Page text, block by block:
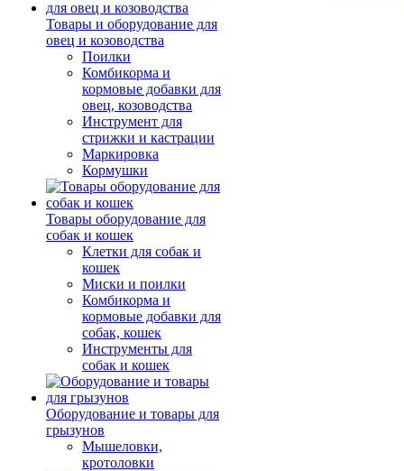
Товары и оборудование для
овец и козоводства
Поилки
Комбикорма и
кормовые добавки для
овец, козоводства
Инструмент для
стрижки и кастрации
Маркировка
Кормушки
Товары оборудование для
собак и кошек
Клетки для собак и
кошек
Миски и поилки
Комбикорма и
кормовые добавки для
собак, кошек
Инструменты для
собак и кошек
Оборудование и товары для
грызунов
Мышеловки,
кротоловки